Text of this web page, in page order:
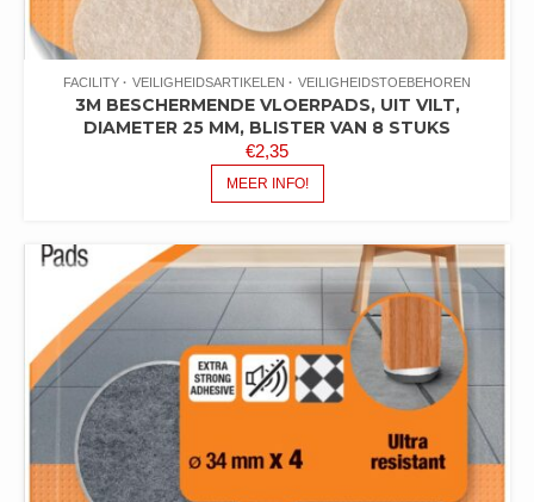
FACILITY VEILIGHEIDSARTIKELEN VEILIGHEIDSTOEBEHOREN
3M BESCHERMENDE VLOERPADS, UIT VILT,
DIAMETER 25 MM, BLISTER VAN 8 STUKS
€2,35
MEER INFO!